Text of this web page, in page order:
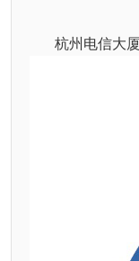
杭州电信大